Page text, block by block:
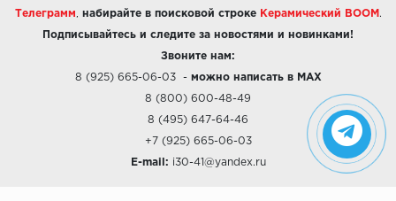
Телеграмм набирайте в поисковой строке Керамический BOOM .
Подписывайтесь и следите за новостями и новинками!
Звоните нам:
8 (925) 665-06-03- можно написать в MAX
8 (800) 600-48-49
8 (495) 647-64-46
+7 (925) 665-06-03
E-mail: i30-41@yandex.ru